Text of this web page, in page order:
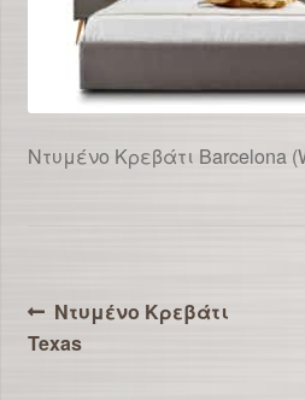
Ντυμένο Κρεβάτι Barcelona
Πλοήγηση
άρθρων
Προηγούμενο
άρθρο:
Ντυμένο Κρεβάτι
Texas